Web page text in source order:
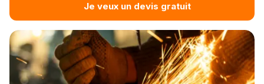
Je veux un devis gratuit